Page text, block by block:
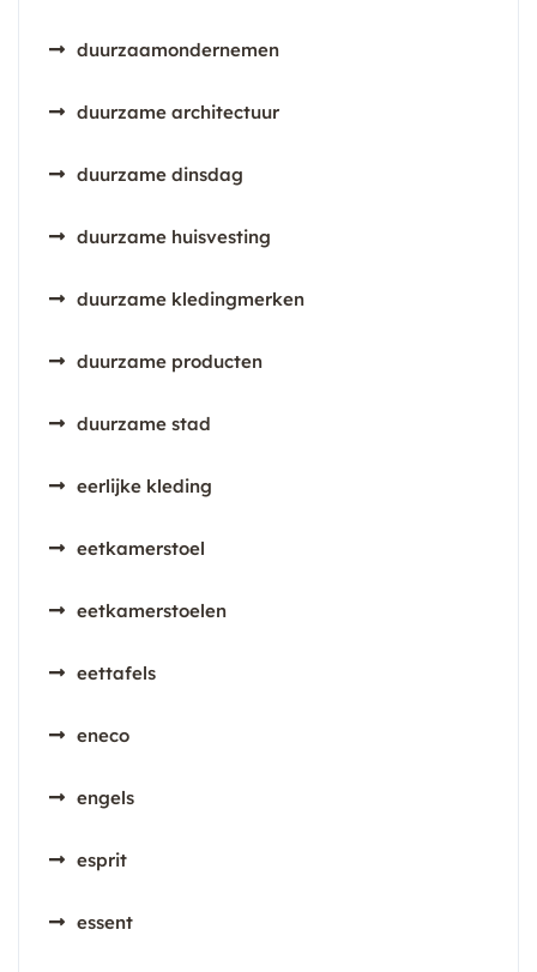
duurzaamondernemen
duurzame architectuur
duurzame dinsdag
duurzame huisvesting
duurzame kledingmerken
duurzame producten
duurzame stad
eerlijke kleding
eetkamerstoel
eetkamerstoelen
eettafels
eneco
engels
esprit
essent